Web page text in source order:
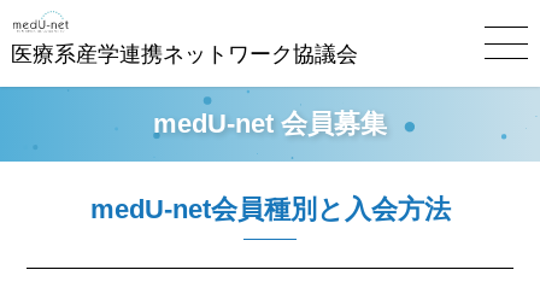
医療系産学連携ネットワーク協議会
medU-net 会員募集
medU-net会員種別と入会方法